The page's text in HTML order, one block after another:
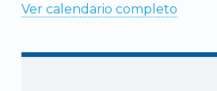
Ver calendario completo